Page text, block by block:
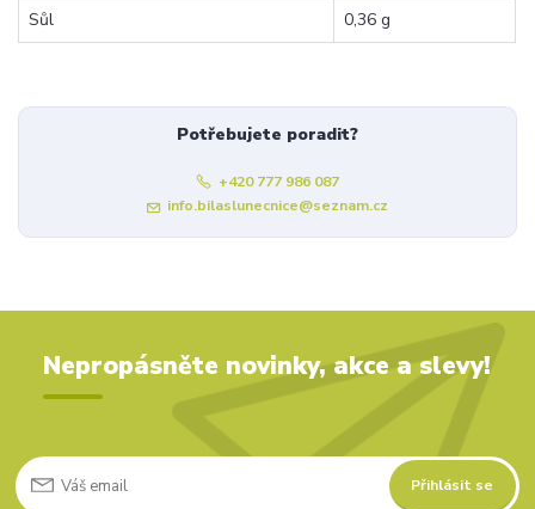
Sůl
0,36 g
Potřebujete poradit?
+420 777 986 087
info.bilaslunecnice@seznam.cz
Nepropásněte novinky, akce a slevy!
Přihlásit se